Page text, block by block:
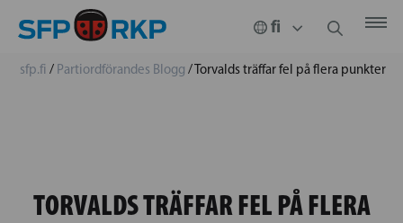
sfp.fi / Partiordförandes Blogg /Torvalds träffar fel på flera punkter
TORVALDS TRÄFFAR FEL PÅ FLERA